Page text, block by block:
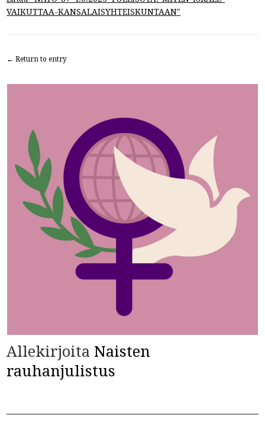
VAIKUTTAA-KANSALAISYHTEISKUNTAAN"
← Return to entry
Allekirjoita Naisten
rauhanjulistus